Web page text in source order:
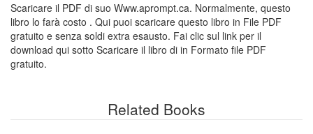
Scaricare il PDF di suo Www.aprompt.ca. Normalmente, questo
libro lo farà costo . Qui puoi scaricare questo libro in File PDF
gratuito e senza soldi extra esausto. Fai clic sul link per il
download qui sotto Scaricare il libro di in Formato file PDF
gratuito.
Related Books